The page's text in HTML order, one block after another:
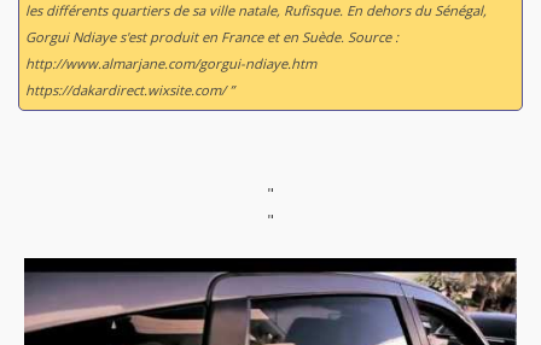
les différents quartiers de sa ville natale, Rufisque. En dehors du Sénégal,
Gorgui Ndiaye s'est produit en France et en Suède. Source :
http://www.almarjane.com/gorgui-ndiaye.htm
https://dakardirect.wixsite.com/ ”
"
"